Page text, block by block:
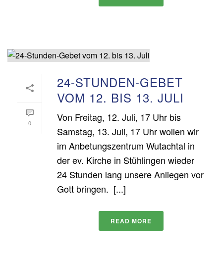
0
24-STUNDEN-GEBET
VOM 12. BIS 13. JULI
Von Freitag, 12. Juli, 17 Uhr bis
Samstag, 13. Juli, 17 Uhr wollen wir
im Anbetungszentrum Wutachtal in
der ev. Kirche in Stühlingen wieder
24 Stunden lang unsere Anliegen vor
Gott bringen. [...]
READ MORE